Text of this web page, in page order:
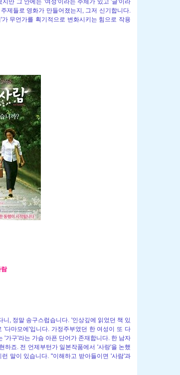
만 그 안에는 '여성'이라는 주체가 있고 '글'이라
제들로 영화가 만들어졌는지, 그저 신기합니다.
무언가를 획기적으로 변화시키는 힘으로 작용
, 정말 송구스럽습니다. '인상깊에 읽었던 책 있
다마모에'입니다. 가정주부였던 한 여성이 또 다
'가구'라는 가슴 아픈 단어가 존재합니다. 한 남자
하죠. 전 언제부턴가 일본작품에서 '사랑'을 논했
말이 있습니다. "이해하고 받아들이면 '사람'과